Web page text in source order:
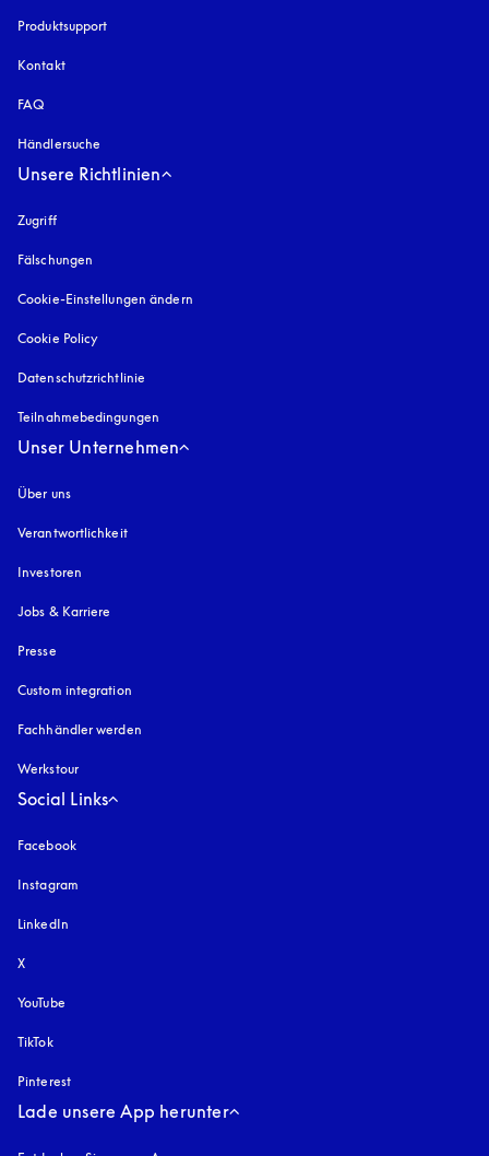
Produktsupport
Kontakt
FAQ
Händlersuche
Unsere Richtlinien
Zugrifföffnet sich in einem neuen Tab
Fälschungen
Cookie-Einstellungen ändern
Cookie Policy
Datenschutzrichtlinie
Teilnahmebedingungen
Unser Unternehmen
Über uns
Verantwortlichkeit
Investoren
Jobs & Karriere
Presse
Custom integration
Fachhändler werden
Werkstour
Social Links
Facebook
Instagram
LinkedIn
X
YouTube
TikTok
Pinterest
Lade unsere App herunter